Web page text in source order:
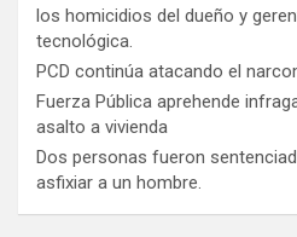
los homicidios del dueño y
tecnológica.
PCD continúa atacando el
Fuerza Pública aprehende
asalto a vivienda
Dos personas fueron
asfixiar a un hombre.